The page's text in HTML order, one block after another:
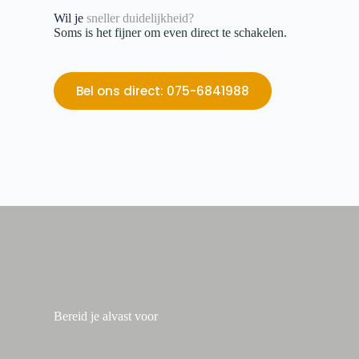
Wil jesneller duidelijkheid?
Soms is het fijner om even direct te schakelen.
Bel ons direct: 075-6841988
Bereid je alvast voor